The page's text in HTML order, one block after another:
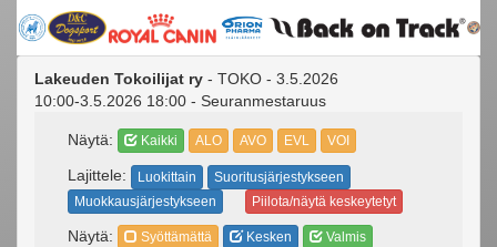
Lakeuden Tokoilijat ry - TOKO - 3.5.2026
10:00-3.5.2026 18:00 - Seuranmestaruus
Näytä: Kaikki ALO AVO EVL VOI
Lajittele: Luokittain
Suoritusjärjestykseen
Muokkausjärjestykseen
Piilota/näytä keskeytetyt
Näytä: Syöttämättä Kesken Valmis